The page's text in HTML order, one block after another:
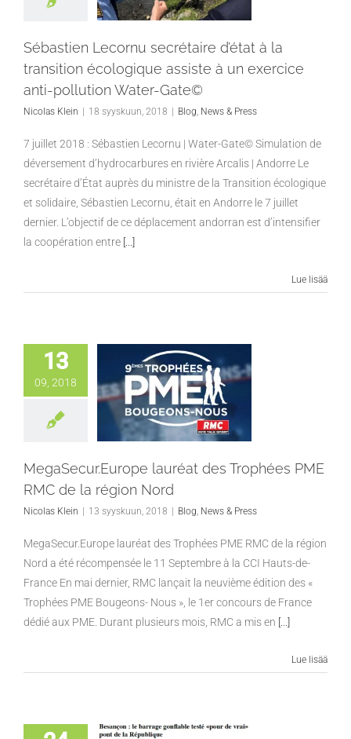
assiste à un exercice anti-
pollution Water-Gate©
Sébastien Lecornu secrétaire d’état à la
transition écologique assiste à un exercice
anti-pollution Water-Gate©
Nicolas Klein | 18 syyskuun, 2018 | Blog News & Press
7 juillet 2018 : Sébastien Lecornu | Water-Gate© Simulation de
déversement d’hydrocarbures en rivière Arcalis | Andorre Le
secrétaire d’État auprès du ministre de la Transition écologique
et solidaire, Sébastien Lecornu, était en Andorre le 7 juillet
dernier. L’objectif de ce déplacement andorran est d’intensifier
la coopération entre [...]
Lue lisää
13
09, 2018
lauréat des Trophées PME
RMC de la région Nord
MegaSecur.Europe lauréat des Trophées PME
RMC de la région Nord
Nicolas Klein | 13 syyskuun, 2018 | Blog News & Press
MegaSecur.Europe lauréat des Trophées PME RMC de la région
Nord a été récompensée le 11 Septembre à la CCI Hauts-de-
France En mai dernier, RMC lançait la neuvième édition des «
Trophées PME Bougeons- Nous », le 1er concours de France
dédié aux PME. Durant plusieurs mois, RMC a mis en [...]
Lue lisää